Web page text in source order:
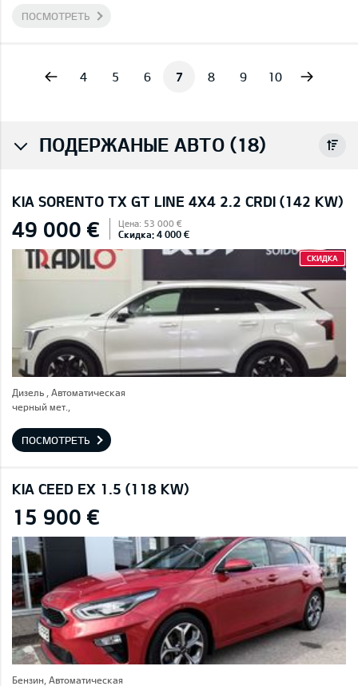
ПОСМОТРЕТЬ
4 5 6 7 8 9 10
ПОДЕРЖАНЫЕ АВТО (18)
KIA SORENTO TX GT LINE 4X4 2.2 CRDI (142 KW)
49 000 € Цена: 53 000 €
Скидка: 4 000 €
СКИДКА
Дизель , Автоматическая
черный мет.,
ПОСМОТРЕТЬ
KIA CEED EX 1.5 (118 KW)
15 900 €
Бензин, Автоматическая